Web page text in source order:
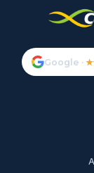
Google ·